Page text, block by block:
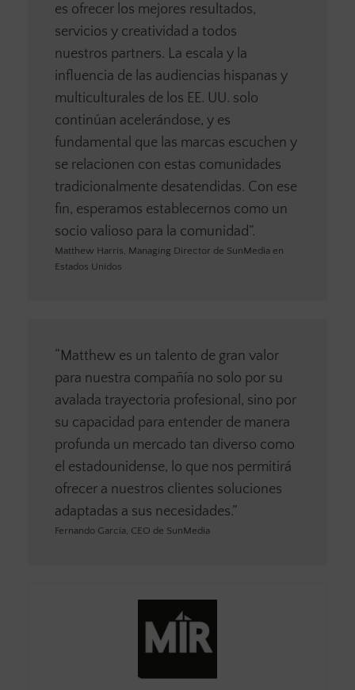
es ofrecer los mejores resultados,
servicios y creatividad a todos
nuestros partners. La escala y la
influencia de las audiencias hispanas y
multiculturales de los EE. UU. solo
continúan acelerándose, y es
fundamental que las marcas escuchen y
se relacionen con estas comunidades
tradicionalmente desatendidas. Con ese
fin, esperamos establecernos como un
socio valioso para la comunidad”.
Matthew Harris, Managing Director de SunMedia en
Estados Unidos
“Matthew es un talento de gran valor
para nuestra compañía no solo por su
avalada trayectoria profesional, sino por
su capacidad para entender de manera
profunda un mercado tan diverso como
el estadounidense, lo que nos permitirá
ofrecer a nuestros clientes soluciones
adaptadas a sus necesidades.”
Fernando García, CEO de SunMedia